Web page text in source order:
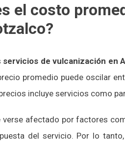
el costo
servicios de vulcanización en
promedio puede oscilar
incluye servicios como
verse afectado por factores
del servicio. Por lo